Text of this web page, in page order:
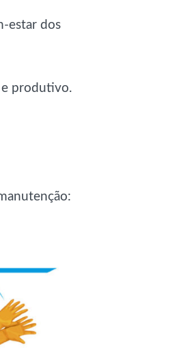
estar dos
e produtivo.